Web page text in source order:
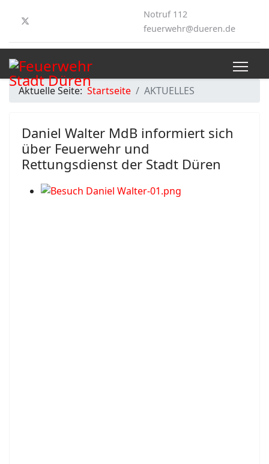
Notruf 112
feuerwehr@dueren.de
Aktuelle Seite: Startseite AKTUELLES
Daniel Walter MdB informiert sich
über Feuerwehr und
Rettungsdienst der Stadt Düren